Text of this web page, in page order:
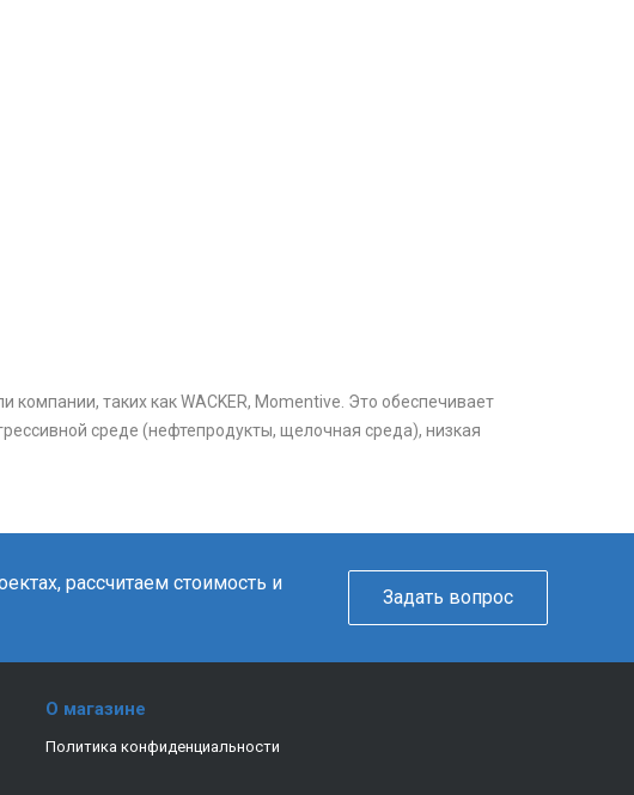
таких как WACKER, Momentive. Это обеспечивает
среде (нефтепродукты, щелочная среда), низкая
рассчитаем стоимость и
Задать вопрос
О магазине
Политика конфиденциальности